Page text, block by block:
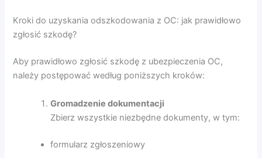
Kroki do uzyskania odszkodowania z OC: jak prawidłowo
zgłosić szkodę?
Aby prawidłowo zgłosić szkodę z ubezpieczenia OC,
należy postępować według poniższych kroków:
Gromadzenie dokumentacji
Zbierz wszystkie niezbędne dokumenty, w tym:
formularz zgłoszeniowy